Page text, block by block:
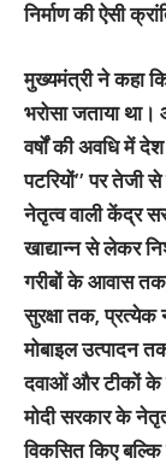
निर्माण की ऐसी
मुख्यमंत्री ने कहा
भरोसा जताया
वर्षों की अवधि में देश
पटरियों’’ पर तेजी
नेतृत्व वाली केंद्र
खाद्यान्न से लेकर
गरीबों के आवास
सुरक्षा तक,
मोबाइल उत्पादन
दवाओं और टीकों के
मोदी सरकार के
विकसित किए